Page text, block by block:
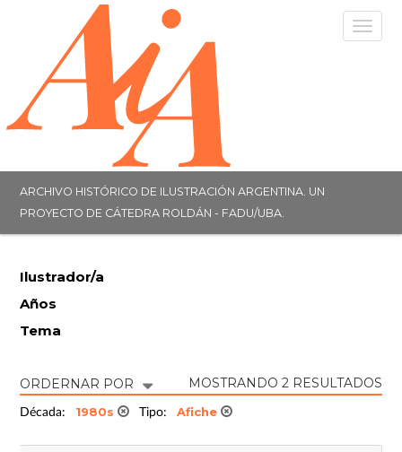
ARCHIVO HISTÓRICO DE ILUSTRACIÓN ARGENTINA. UN
PROYECTO DE CÁTEDRA ROLDÁN - FADU/UBA.
Ilustrador/a
Años
Tema
ORDERNAR POR MOSTRANDO 2 RESULTADOS
Década: 1980s Tipo: Afiche